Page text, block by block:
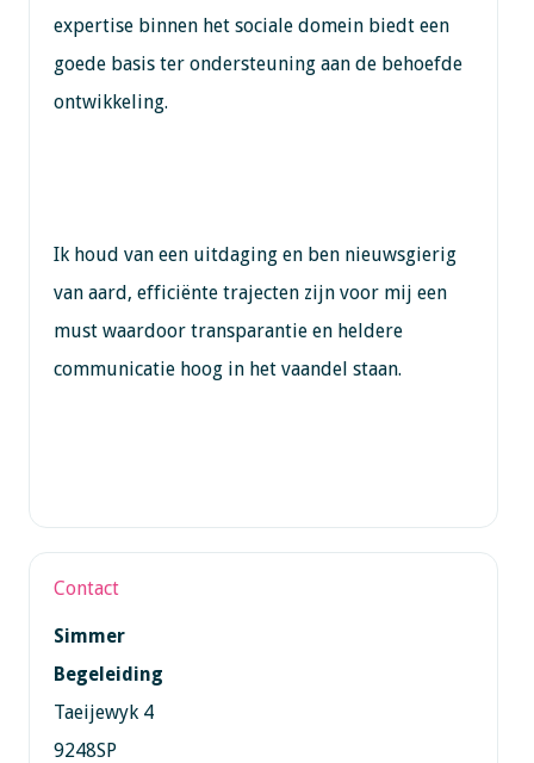
expertise binnen het sociale domein biedt een
goede basis ter ondersteuning aan de behoefde
ontwikkeling.
Ik houd van een uitdaging en ben nieuwsgierig
van aard, efficiënte trajecten zijn voor mij een
must waardoor transparantie en heldere
communicatie hoog in het vaandel staan.
Contact
Simmer
Begeleiding
Taeijewyk 4
9248SP